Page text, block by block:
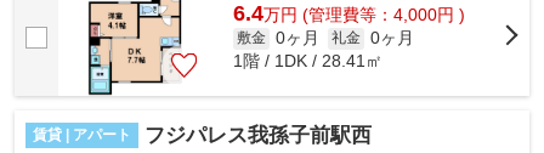
6.4万円 (管理費等：4,000円 )
敷金 0ヶ月 礼金 0ヶ月
1階 / 1DK / 28.41㎡
賃貸 | アパート フジパレス我孫子前駅西